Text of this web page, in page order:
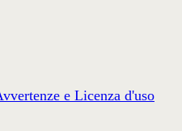
e Licenza d'uso